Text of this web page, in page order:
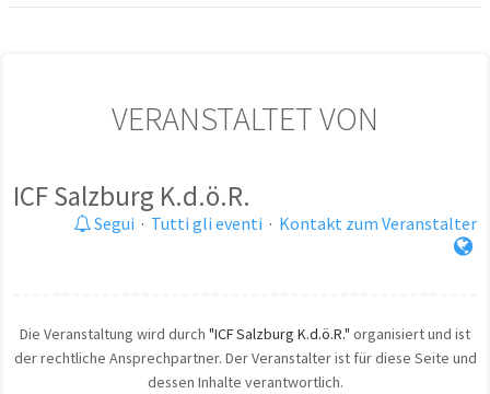
VERANSTALTET VON
ICF Salzburg K.d.ö.R.
Segui · Tutti gli eventi · Kontakt zum Veranstalter
Die Veranstaltung wird durch "ICF Salzburg K.d.ö.R." organisiert und ist
der rechtliche Ansprechpartner. Der Veranstalter ist für diese Seite und
dessen Inhalte verantwortlich.